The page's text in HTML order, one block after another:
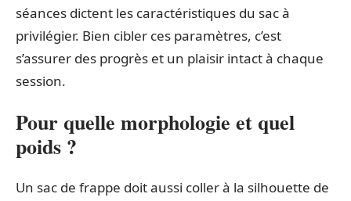
séances dictent les caractéristiques du sac à
privilégier. Bien cibler ces paramètres, c’est
s’assurer des progrès et un plaisir intact à chaque
session.
Pour quelle morphologie et quel
poids ?
Un sac de frappe doit aussi coller à la silhouette de